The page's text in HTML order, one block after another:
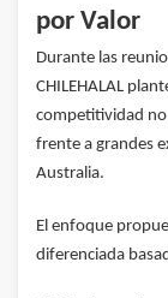
por Valor
Durante las
CHILEHALAL
competitividad no
frente a grandes
Australia.
El enfoque
diferenciada